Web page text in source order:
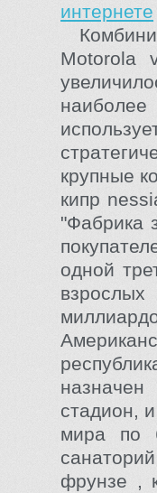
интернете
Motorola
наиболее
крупные
кипр
"Фабрика
одной
стадион,
мира по
фрунзе ,